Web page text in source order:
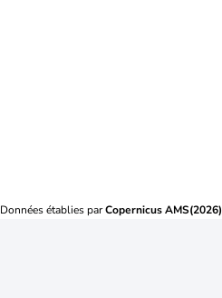
Données établies parCopernicus AMS(2026)